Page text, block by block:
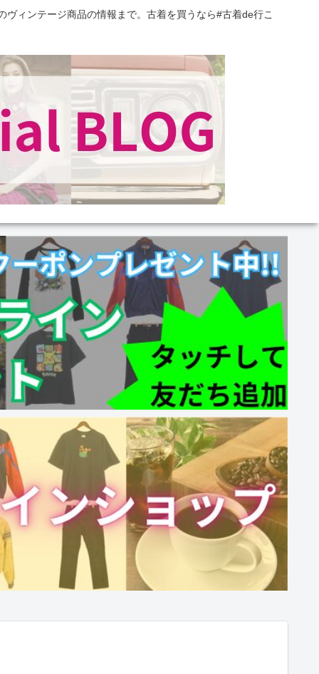
ィンテージ商品の情報まで。古着を買うなら#古着de行こ